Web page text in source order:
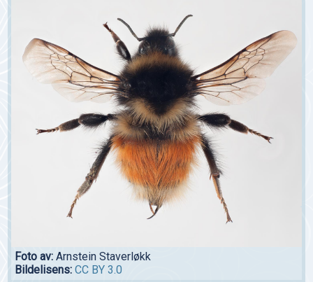
Foto av: Arnstein Staverløkk
Bildelisens: CC BY 3.0